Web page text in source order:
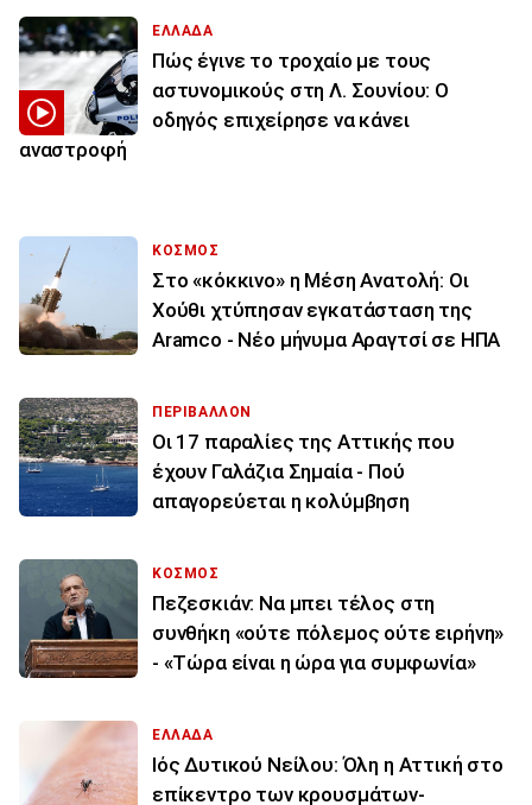
ΕΛΛΑΔΑ
Πώς έγινε το τροχαίο με τους
αστυνομικούς στη Λ. Σουνίου: Ο
οδηγός επιχείρησε να κάνει
αναστροφή
ΚΟΣΜΟΣ
Στο «κόκκινο» η Μέση Ανατολή: Οι
Χούθι χτύπησαν εγκατάσταση της
Aramco - Νέο μήνυμα Αραγτσί σε ΗΠΑ
ΠΕΡΙΒΑΛΛΟΝ
Οι 17 παραλίες της Αττικής που
έχουν Γαλάζια Σημαία - Πού
απαγορεύεται η κολύμβηση
ΚΟΣΜΟΣ
Πεζεσκιάν: Να μπει τέλος στη
συνθήκη «ούτε πόλεμος ούτε ειρήνη»
- «Τώρα είναι η ώρα για συμφωνία»
ΕΛΛΑΔΑ
Ιός Δυτικού Νείλου: Όλη η Αττική στο
επίκεντρο των κρουσμάτων-